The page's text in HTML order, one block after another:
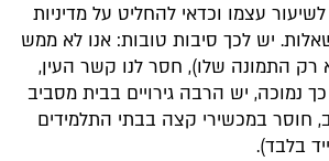
עצמו וכדאי להחליט על מדיניות
יש לכך סיבות טובות: אנו לא ממש
רק התמונה שלו), חסר לנו קשר העין,
נמוכה, יש הרבה גירויים בבית מסביב
חוסר במכשירי קצה בבתי התלמידים
בלבד).